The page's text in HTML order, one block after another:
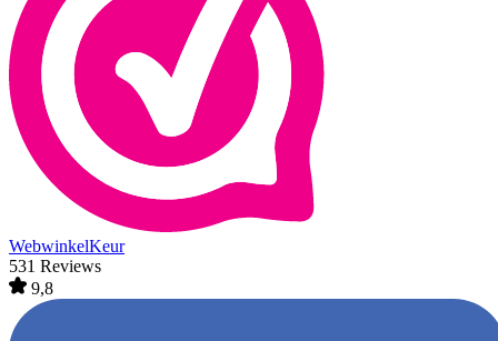
WebwinkelKeur
531 Reviews
9,8